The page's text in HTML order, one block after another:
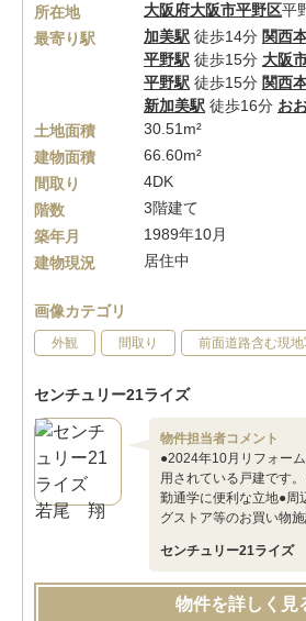
所在地 大阪府大阪市平野区平
最寄り駅
加美駅 徒歩14分 関西
平野駅 徒歩15分 大阪
平野駅 徒歩15分 関西
新加美駅 徒歩16分 お
土地面積
30.51m²
建物面積
66.60m²
間取り
4DK
階数
3階建て
築年月
1989年10月
建物現況
居住中
画像カテゴリ
外観 間取り 前面道路含む現
センチュリー21ライズ
物件担当者コメント
●2024年10月リフォー
用されている戸建です
勤通学に便利な立地●周
グストア等のお買い物
センチュリー21ライ
物件を詳しく見